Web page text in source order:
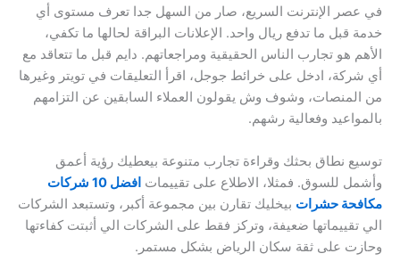
في عصر الإنترنت السريع، صار من السهل جدا تعرف مستوى أي
خدمة قبل ما تدفع ريال واحد. الإعلانات البراقة لحالها ما تكفي،
الأهم هو تجارب الناس الحقيقية ومراجعاتهم. دايم قبل ما تتعاقد مع
أي شركة، ادخل على خرائط جوجل، اقرأ التعليقات في تويتر وغيرها
من المنصات، وشوف وش يقولون العملاء السابقين عن التزامهم
بالمواعيد وفعالية رشهم.
توسيع نطاق بحثك وقراءة تجارب متنوعة بيعطيك رؤية أعمق
وأشمل للسوق. فمثلا، الاطلاع على تقييمات
افضل 10 شركات
مكافحة حشرات بيخليك تقارن بين مجموعة أكبر، وتستبعد الشركات
الي تقييماتها ضعيفة، وتركز فقط على الشركات الي أثبتت كفاءتها
وحازت على ثقة سكان الرياض بشكل مستمر.